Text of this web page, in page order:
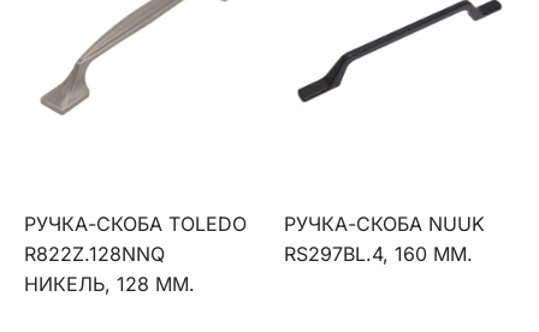
РУЧКА-СКОБА TOLEDO
R822Z.128NNQ
НИКЕЛЬ, 128 ММ.
РУЧКА-СКОБА NUUK
RS297BL.4, 160 ММ.